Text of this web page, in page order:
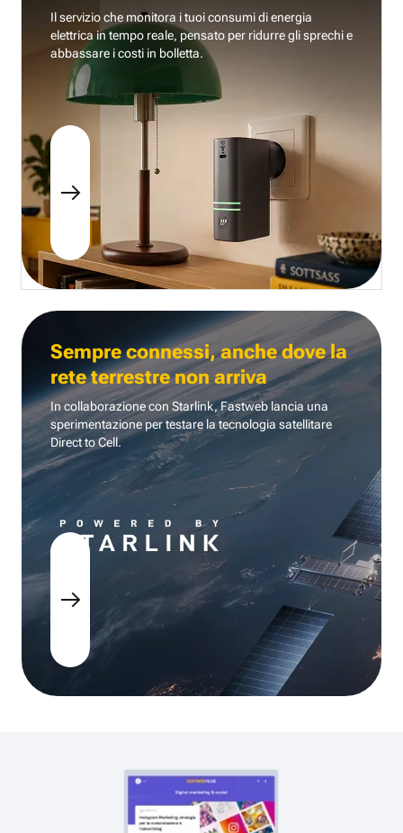
Il servizio che monitora i tuoi consumi di energia
elettrica in tempo reale, pensato per ridurre gli sprechi e
abbassare i costi in bolletta.
Sempre connessi, anche dove la
rete terrestre non arriva
In collaborazione con Starlink, Fastweb lancia una
sperimentazione per testare la tecnologia satellitare
Direct to Cell.